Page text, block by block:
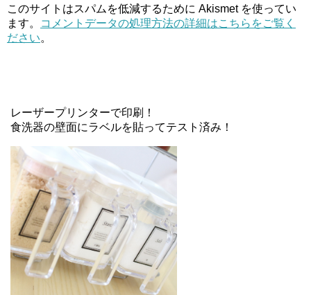
このサイトはスパムを低減するために Akismet を使ってい
ます。
コメントデータの処理方法の詳細はこちらをご覧く
ださい。
レーザープリンターで印刷！
食洗器の壁面にラベルを貼ってテスト済み！